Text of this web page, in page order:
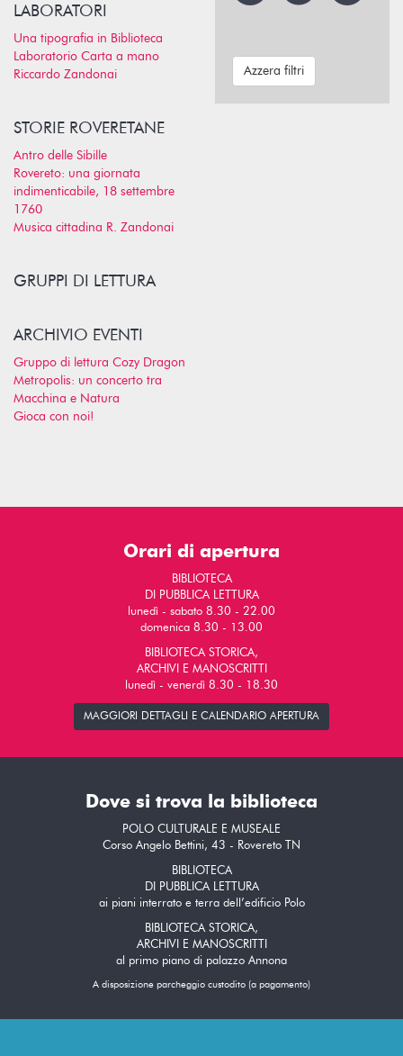
LABORATORI
Una tipografia in Biblioteca
Laboratorio Carta a mano
Riccardo Zandonai
STORIE ROVERETANE
Antro delle Sibille
Rovereto: una giornata
indimenticabile, 18 settembre
1760
Musica cittadina R. Zandonai
GRUPPI DI LETTURA
ARCHIVIO EVENTI
Gruppo di lettura Cozy Dragon
Metropolis: un concerto tra
Macchina e Natura
Gioca con noi!
Azzera filtri
Orari di apertura
BIBLIOTECA
DI PUBBLICA LETTURA
lunedì - sabato 8.30 - 22.00
domenica 8.30 - 13.00
BIBLIOTECA STORICA,
ARCHIVI E MANOSCRITTI
lunedì - venerdì 8.30 - 18.30
MAGGIORI DETTAGLI E CALENDARIO APERTURA
Dove si trova la biblioteca
POLO CULTURALE E MUSEALE
Corso Angelo Bettini, 43 - Rovereto TN
BIBLIOTECA
DI PUBBLICA LETTURA
ai piani interrato e terra dell’edificio Polo
BIBLIOTECA STORICA,
ARCHIVI E MANOSCRITTI
al primo piano di palazzo Annona
A disposizione parcheggio custodito (a pagamento)